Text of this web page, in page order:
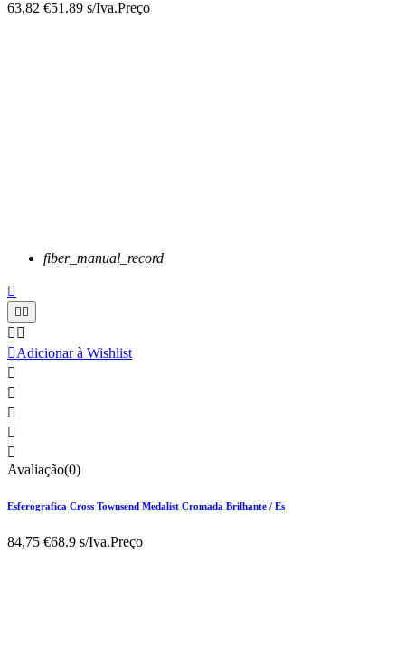
63,82 €51.89 s/Iva.Preço
fiber_manual_record

 
 
Adicionar à Wishlist





Avaliação(0)
Esferografica Cross Townsend Medalist Cromada Brilhante / Es
84,75 €68.9 s/Iva.Preço